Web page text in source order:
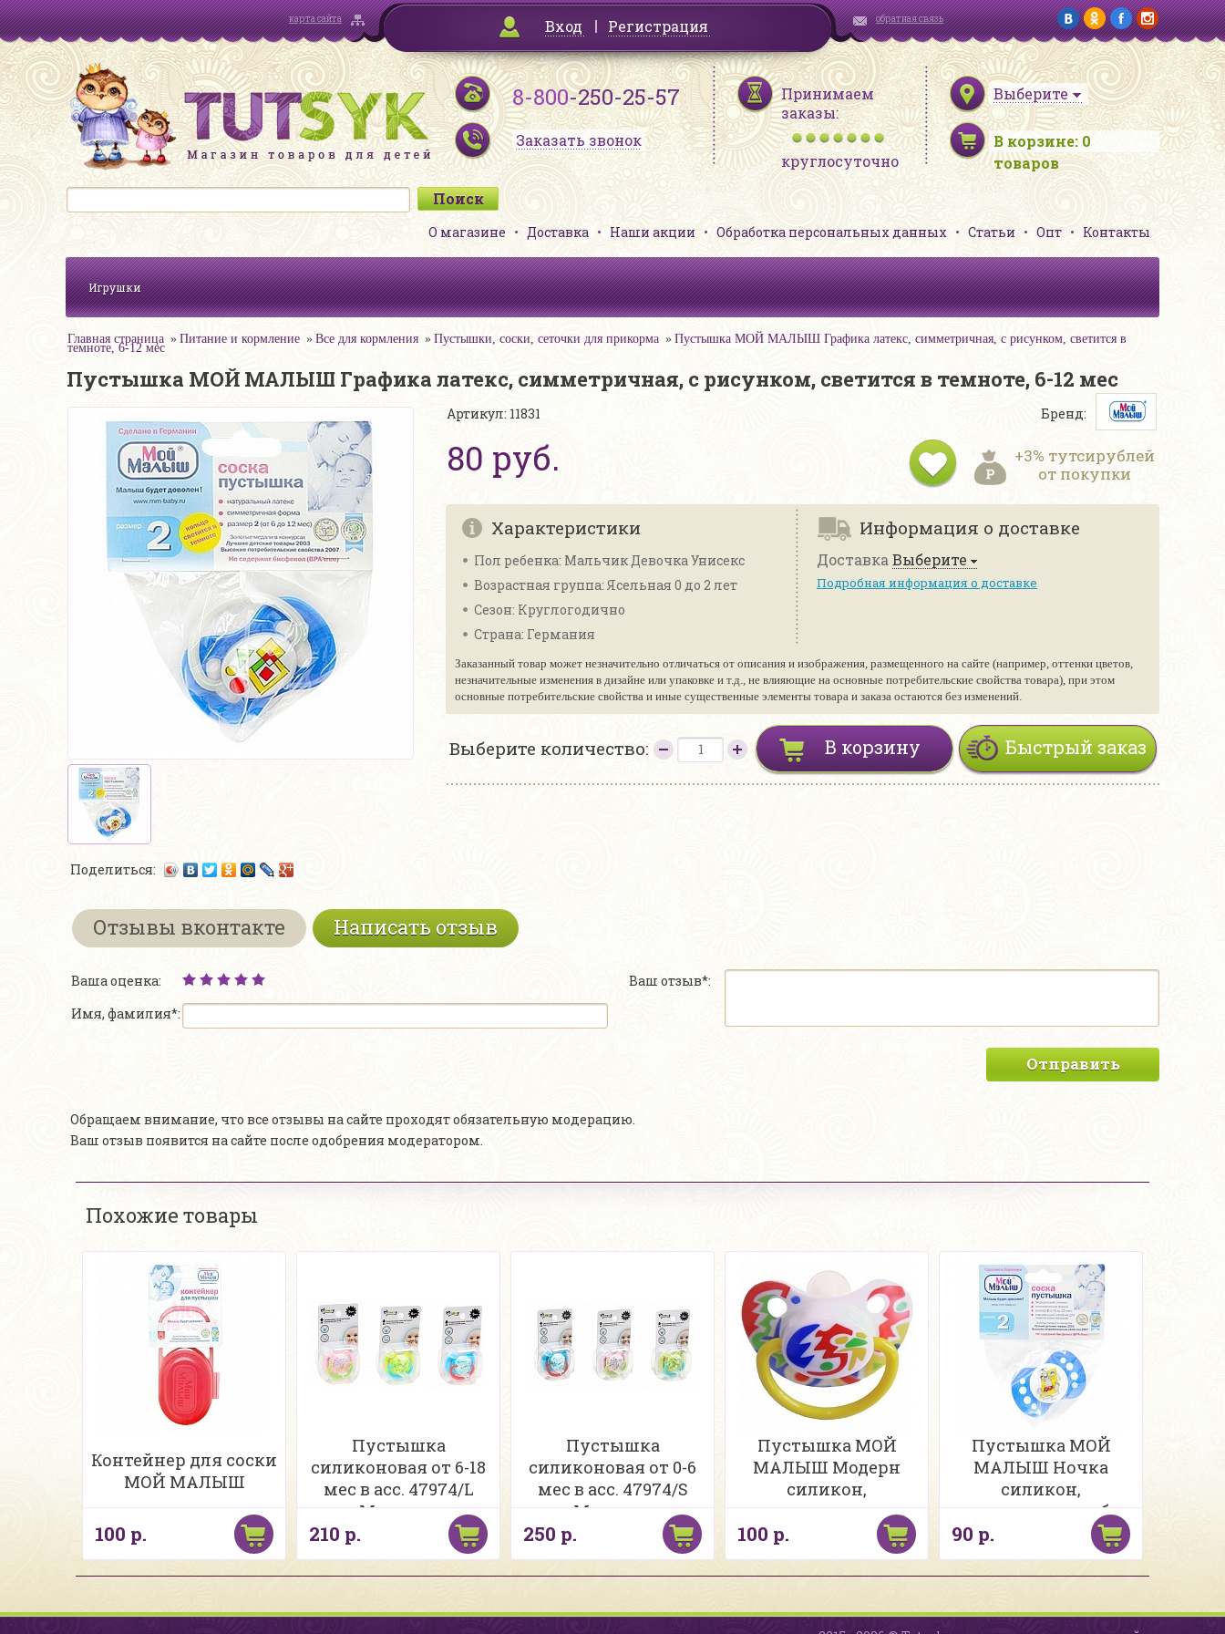
карта сайта Вход Регистрация обратная связь
8-800-250-25-57
Заказать звонок
Принимаем
заказы:
круглосуточно
Выберите
В корзине: 0
товаров
О магазине Доставка Наши акции Обработка персональных данных Статьи Опт Контакты
Игрушки
Главная страница Питание и кормление Все для кормления Пустышки, соски, сеточки для прикорма Пустышка МОЙ МАЛЫШ Графика латекс, симметричная, с рисунком, светится в
темноте, 6-12 мес
Пустышка МОЙ МАЛЫШ Графика латекс, симметричная, с рисунком, светится в темноте, 6-12 мес
Поделиться:
Артикул: 11831
80 руб.
Бренд:
+3% тутсирублей
от покупки
Характеристики
Пол ребенка: Мальчик Девочка Унисекс
Возрастная группа: Ясельная 0 до 2 лет
Сезон: Круглогодично
Страна: Германия
Информация о доставке
Доставка Выберите
Подробная информация о доставке
Заказанный товар может незначительно отличаться от описания и изображения, размещенного на сайте (например, оттенки цветов,
незначительные изменения в дизайне или упаковке и т.д., не влияющие на основные потребительские свойства товара), при этом
основные потребительские свойства и иные существенные элементы товара и заказа остаются без изменений.
Выберите количество: Быстрый заказ
В корзину
Отзывы вконтакте Написать отзыв
Ваша оценка:
Имя, фамилия*:
Ваш отзыв*:
Отправить
Обращаем внимание, что все отзывы на сайте проходят обязательную модерацию.
Ваш отзыв появится на сайте после одобрения модератором.
Похожие товары
Контейнер для соски
МОЙ МАЛЫШ
100 р.
Пустышка
силиконовая от 6-18
мес в асс. 47974/L
Momeasy
210 р.
Пустышка
силиконовая от 0-6
мес в асс. 47974/S
Momeasy
250 р.
Пустышка МОЙ
МАЛЫШ Модерн
силикон,
анатомическая, с
рисунком, 6-12 мес
100 р.
Пустышка МОЙ
МАЛЫШ Ночка
силикон,
анатомическая, без
кольца, с рисунком, 6-
12 мес
90 р.